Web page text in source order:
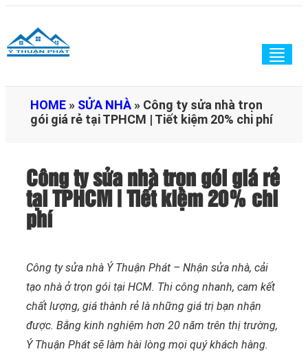
HOME » SỬA NHÀ » Công ty sửa nhà trọn
gói giá rẻ tại TPHCM | Tiết kiệm 20% chi phí
Công ty sửa nhà trọn gói giá rẻ
tại TPHCM | Tiết kiệm 20% chi
phí
Công ty sửa nhà Ý Thuận Phát – Nhận sửa nhà, cải
tạo nhà ở trọn gói tại HCM. Thi công nhanh, cam kết
chất lượng, giá thành rẻ là những giá trị bạn nhận
được. Bằng kinh nghiệm hơn 20 năm trên thị trường,
Ý Thuận Phát sẽ làm hài lòng mọi quý khách hàng.